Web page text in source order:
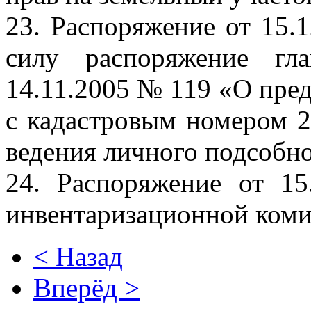
23. Распоряжение от
силу распоряжение
14.11.2005 № 119 «О
с кадастровым номером
ведения личного
24. Распоряжение от
инвентаризационной
< Назад
Вперёд >